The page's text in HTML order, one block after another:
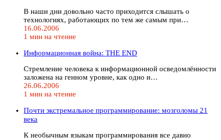
В наши дни довольно часто приходится слышать о
технологиях, работающих по тем же самым при…
16.06.2006
1 мин на чтение
Информационная война: THE END
Стремление человека к информационной осведомлённости
заложена на генном уровне, как одно и…
26.06.2006
1 мин на чтение
Почти экстремальное программирование: мозголомы 21
века
К необычным языкам программирования все давно